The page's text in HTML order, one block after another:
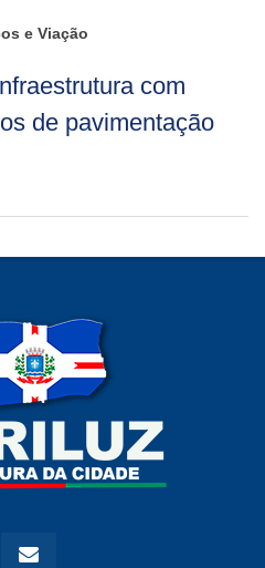
e Viação
com
de pavimentação